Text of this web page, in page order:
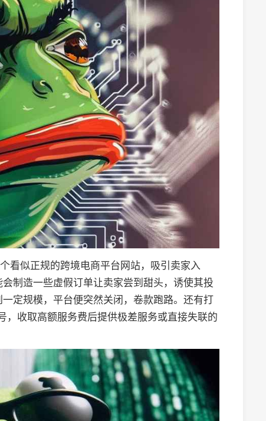
看似正规的跨境电商平台网站，吸引卖家入
制造一些虚假订单让卖家尝到甜头，诱使其投
定规模，平台便突然关闭，卷款跑路。还有打
，收取高额服务费后提供极差服务或直接失联的